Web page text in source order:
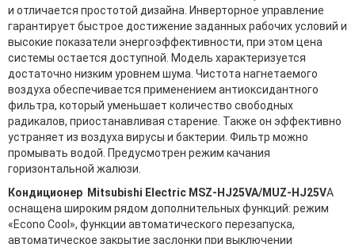
и отличается простотой дизайна. Инверторное управление
гарантирует быстрое достижение заданных рабочих условий и
высокие показатели энергоэффективности, при этом цена
системы остается доступной. Модель характеризуется
достаточно низким уровнем шума. Чистота нагнетаемого
воздуха обеспечивается применением антиоксидантного
фильтра, который уменьшает количество свободных
радикалов, приостанавливая старение. Также он эффективно
устраняет из воздуха вирусы и бактерии. Фильтр можно
промывать водой. Предусмотрен режим качания
горизонтальной жалюзи.
Кондиционер Mitsubishi Electric MSZ-HJ25VA/MUZ-HJ25VA
оснащена широким рядом дополнительных функций: режим
«Econo Cool», функции автоматического перезапуска,
автоматическое закрытие заслонки при выключении